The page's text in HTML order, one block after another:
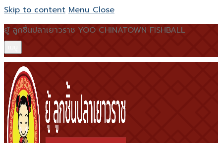
Skip to content Menu Close
ยู้ ลูกชิ้นปลาเยาวราช YOO CHINATOWN FISHBALL